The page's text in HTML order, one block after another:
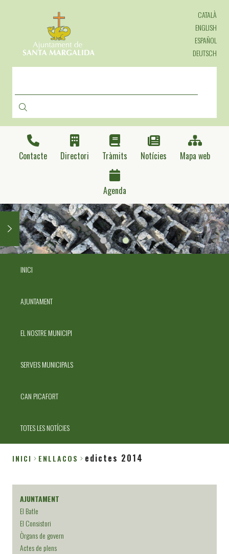
CATALÀ
ENGLISH
ESPAÑOL
DEUTSCH
Contacte Directori Tràmits Notícies Mapa web
Agenda
INICI
AJUNTAMENT
EL NOSTRE MUNICIPI
SERVEIS MUNICIPALS
CAN PICAFORT
TOTES LES NOTÍCIES
d'Ariadna
INICI ENLLACOS edictes 2014
AJUNTAMENT
El Batle
El Consistori
Òrgans de govern
Actes de plens